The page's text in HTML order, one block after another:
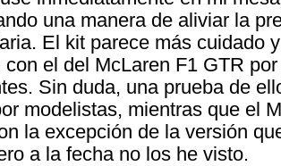
una manera de aliviar la
El kit parece más cuidado
con el del McLaren F1 GTR
Sin duda, una prueba de
modelistas, mientras que el
la excepción de la versión
a la fecha no los he visto.